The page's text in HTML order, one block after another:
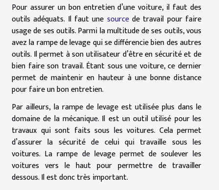
Pour assurer un bon entretien d’une voiture, il faut des
outils adéquats. Il faut une sourcede travail pour faire
usage de ses outils. Parmi la multitude de ses outils, vous
avez la rampe de levage qui se différencie bien des autres
outils. Il permet à son utilisateur d’être en sécurité et de
bien faire son travail. Étant sous une voiture, ce dernier
permet de maintenir en hauteur à une bonne distance
pour faire un bon entretien.
Par ailleurs, la rampe de levage est utilisée plus dans le
domaine de la mécanique. Il est un outil utilisé pour les
travaux qui sont faits sous les voitures. Cela permet
d’assurer la sécurité de celui qui travaille sous les
voitures. La rampe de levage permet de soulever les
voitures vers le haut pour permettre de travailler
dessous. Il est donc très important.